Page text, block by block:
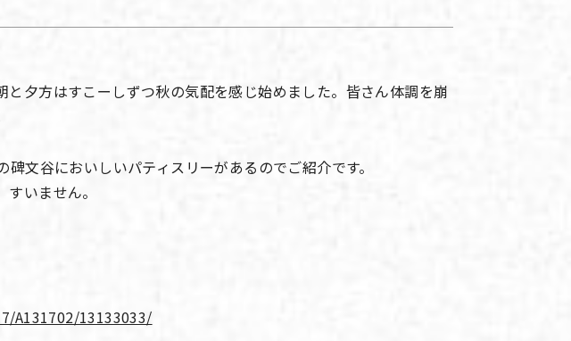
と夕方はすこーしずつ秋の気配を感じ始めました。皆さん体調を崩
文谷においしいパティスリーがあるのでご紹介です。
いません。
A131702/13133033/